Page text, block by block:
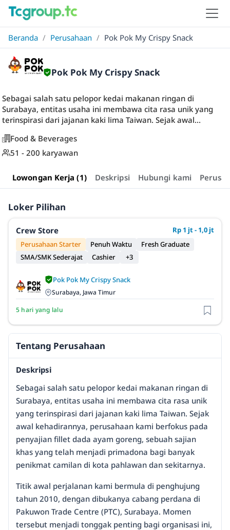
Beranda / Perusahaan / Pok Pok My Crispy Snack
Pok Pok My Crispy Snack
Sebagai salah satu pelopor kedai makanan ringan di
Surabaya, entitas usaha ini membawa cita rasa unik yang
terinspirasi dari jajanan kaki lima Taiwan. Sejak awal...
Food & Beverages
51 - 200 karyawan
Lowongan Kerja (1) Deskripsi Hubungi kami
Loker Pilihan
Crew Store
Rp 1 jt - 1,0 jt
Perusahaan Starter
Penuh Waktu
Fresh Graduate
SMA/SMK Sederajat
Cashier +3
Pok Pok My Crispy Snack
Surabaya, Jawa Timur
5 hari yang lalu
Tentang Perusahaan
Deskripsi
Sebagai salah satu pelopor kedai makanan ringan di
Surabaya, entitas usaha ini membawa cita rasa unik
yang terinspirasi dari jajanan kaki lima Taiwan. Sejak
awal kehadirannya, perusahaan kami berfokus pada
penyajian fillet dada ayam goreng, sebuah sajian
khas yang telah menjadi primadona bagi banyak
penikmat camilan di kota pahlawan dan sekitarnya.
Titik awal perjalanan kami bermula di penghujung
tahun 2010, dengan dibukanya cabang perdana di
Pakuwon Trade Centre (PTC), Surabaya. Momen
tersebut menjadi tonggak penting bagi organisasi ini,